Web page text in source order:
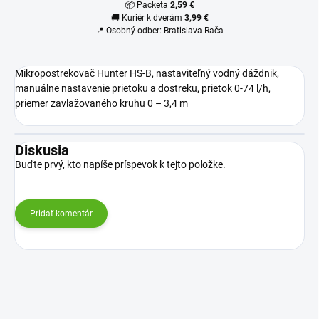
📦 Packeta 2,59 €
🚚 Kuriér k dverám 3,99 €
📍 Osobný odber: Bratislava-Rača
Mikropostrekovač Hunter HS-B, nastaviteľný vodný dáždnik,
manuálne nastavenie prietoku a dostreku, prietok 0-74 l/h,
priemer zavlažovaného kruhu 0 – 3,4 m
Diskusia
Buďte prvý, kto napíše príspevok k tejto položke.
Pridať komentár